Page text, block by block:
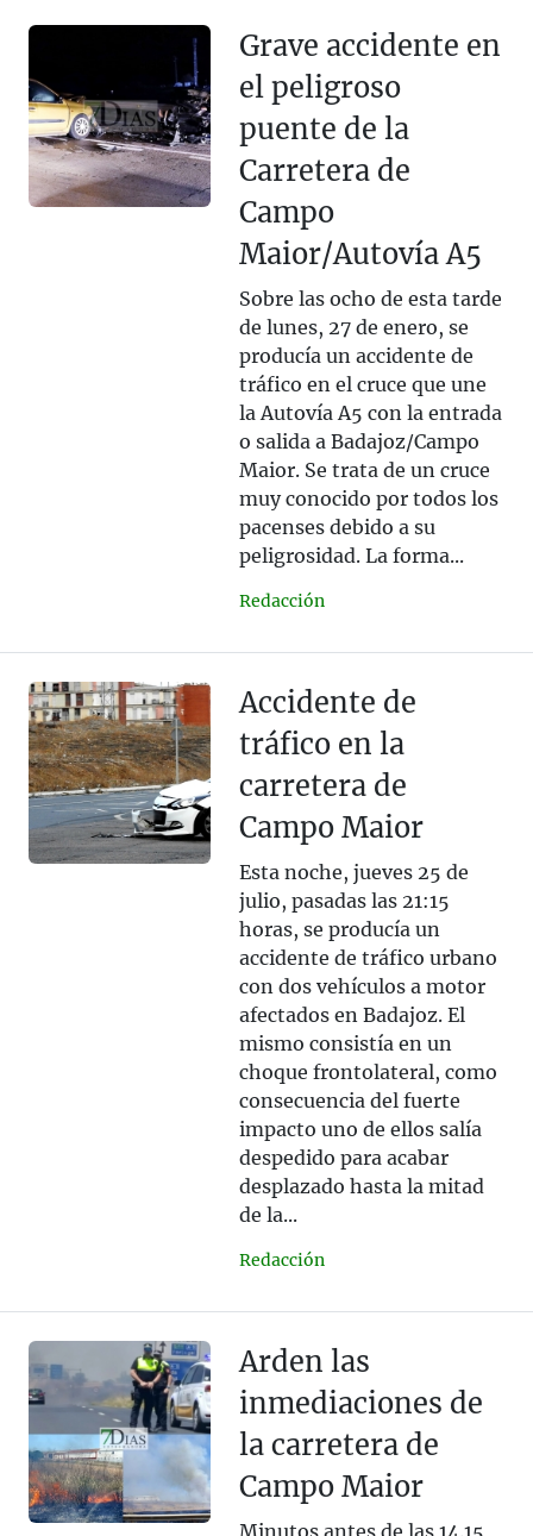
Grave accidente en
el peligroso
puente de la
Carretera de
Campo
Maior/Autovía A5
Sobre las ocho de esta tarde
de lunes, 27 de enero, se
producía un accidente de
tráfico en el cruce que une
la Autovía A5 con la entrada
o salida a Badajoz/Campo
Maior. Se trata de un cruce
muy conocido por todos los
pacenses debido a su
peligrosidad. La forma...
Redacción
Accidente de
tráfico en la
carretera de
Campo Maior
Esta noche, jueves 25 de
julio, pasadas las 21:15
horas, se producía un
accidente de tráfico urbano
con dos vehículos a motor
afectados en Badajoz. El
mismo consistía en un
choque frontolateral, como
consecuencia del fuerte
impacto uno de ellos salía
despedido para acabar
desplazado hasta la mitad
de la...
Redacción
Arden las
inmediaciones de
la carretera de
Campo Maior